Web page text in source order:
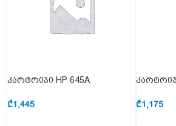
კარტრიჯი HP 645A
₾1,445 ₾1,175